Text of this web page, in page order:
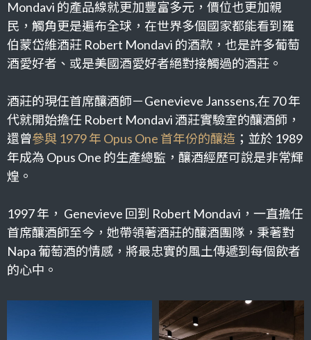
Mondavi 的產品線就更加豐富多元，價位也更加親
民，觸角更是遍布全球，在世界多個國家都能看到羅
伯蒙岱維酒莊 Robert Mondavi 的酒款，也是許多葡萄
酒愛好者、或是美國酒愛好者絕對接觸過的酒莊。
酒莊的現任首席釀酒師－Genevieve Janssens,在 70 年
代就開始擔任 Robert Mondavi 酒莊實驗室的釀酒師，
還曾參與 1979 年 Opus One 首年份的釀造 ；並於 1989
年成為 Opus One 的生產總監，釀酒經歷可說是非常輝
煌。
1997 年， Genevieve 回到 Robert Mondavi，一直擔任
首席釀酒師至今，她帶領著酒莊的釀酒團隊，秉著對
Napa 葡萄酒的情感，將最忠實的風土傳遞到每個飲者
的心中。